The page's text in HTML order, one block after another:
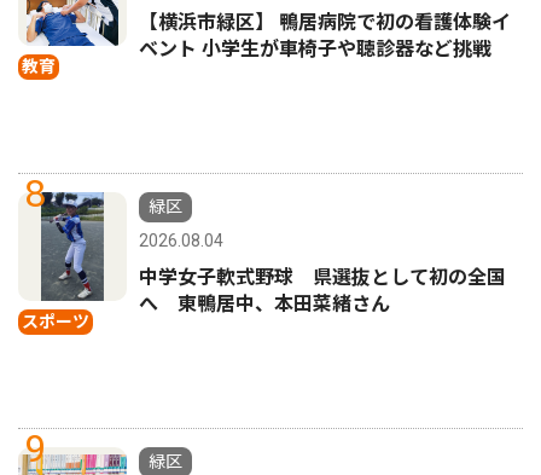
教育
【横浜市緑区】 鴨居病院で初の看護体験イ
ベント 小学生が車椅子や聴診器など挑戦
8
スポーツ
緑区
2026.08.04
中学女子軟式野球 県選抜として初の全国
へ 東鴨居中、本田菜緒さん
9
緑区